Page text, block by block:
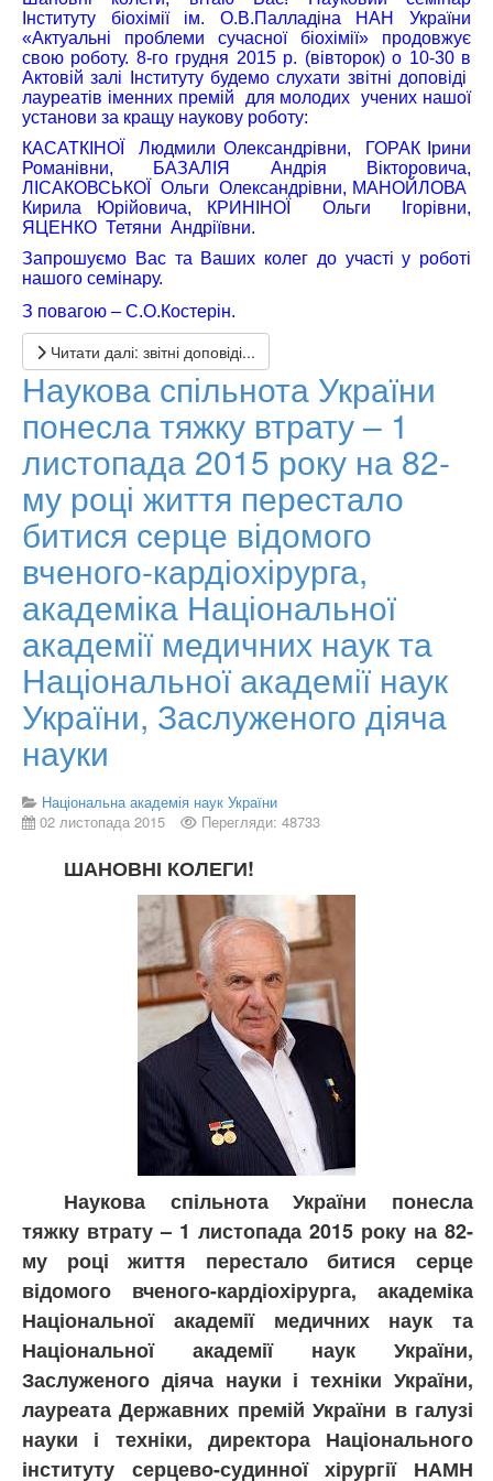
Інституту біохімії ім. О.В.Палладіна НАН України
«Актуальні проблеми сучасної біохімії» продовжує
свою роботу. 8-го грудня 2015 р. (вівторок) о 10-30 в
Актовій залі Інституту будемо слухати звітні доповіді
лауреатів іменних премій для молодих учених нашої
установи за кращу наукову роботу:
КАСАТКІНОЇ Людмили Олександрівни, ГОРАК Ірини
Романівни, БАЗАЛІЯ Андрія Вікторовича,
ЛІСАКОВСЬКОЇ Ольги Олександрівни, МАНОЙЛОВА
Кирила Юрійовича, КРИНІНОЇ Ольги Ігорівни,
ЯЦЕНКО Тетяни Андріївни.
Запрошуємо Вас та Ваших колег до участі у роботі
нашого семінару.
З повагою – С.О.Костерін.
Читати далі: звітні доповіді...
Наукова спільнота України
понесла тяжку втрату – 1
листопада 2015 року на 82-
му році життя перестало
битися серце відомого
вченого-кардіохірурга,
академіка Національної
академії медичних наук та
Національної академії наук
України, Заслуженого діяча
науки
Національна академія наук України
02 листопада 2015
Перегляди: 48733
ШАНОВНІ КОЛЕГИ!
Наукова спільнота України понесла
тяжку втрату – 1 листопада 2015 року на 82-
му році життя перестало битися серце
відомого вченого-кардіохірурга, академіка
Національної академії медичних наук та
Національної академії наук України,
Заслуженого діяча науки і техніки України,
лауреата Державних премій України в галузі
науки і техніки, директора Національного
інституту серцево-судинної хірургії НАМН